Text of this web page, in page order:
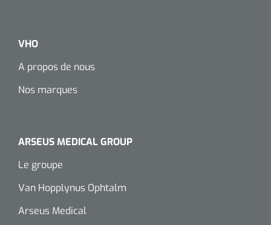
VHO
A propos de nous
Nos marques
ARSEUS MEDICAL GROUP
Le groupe
Van Hopplynus Ophtalm
Arseus Medical